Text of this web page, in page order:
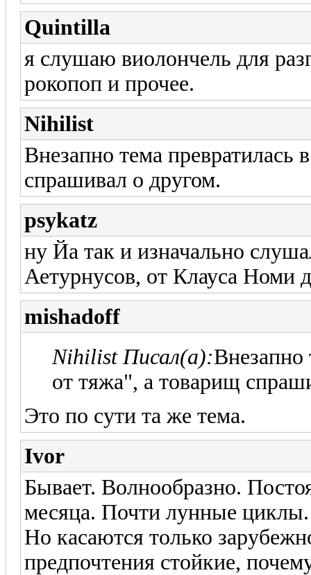
Quintilla
я слушаю виолончель для
рокопоп и прочее.
Nihilist
Внезапно тема
спрашивал о другом.
psykatz
ну Йа так и изначально
Аетурнусов, от Клауса Номи
mishadoff
Nihilist Писал(а):Внезапно
от тяжа", а товарищ
Это по сути та же тема.
Ivor
Бывает. Волнообразно.
месяца. Почти лунные
Но касаются только
предпочтения стойкие,